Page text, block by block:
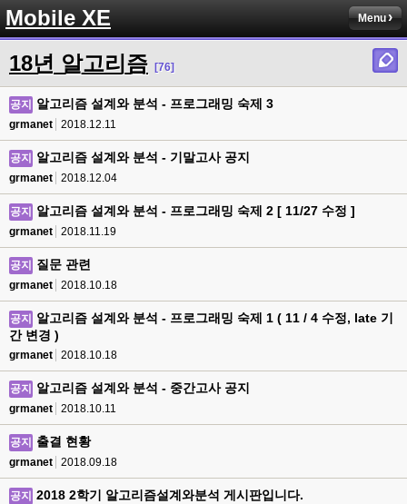
Mobile XE Menu
18년 알고리즘 [76]
공지 알고리즘 설계와 분석 - 프로그래밍 숙제 3
grmanet 2018.12.11
공지 알고리즘 설계와 분석 - 기말고사 공지
grmanet 2018.12.04
공지 알고리즘 설계와 분석 - 프로그래밍 숙제 2 [ 11/27 수정 ]
grmanet 2018.11.19
공지 질문 관련
grmanet 2018.10.18
공지
알고리즘 설계와 분석 - 프로그래밍 숙제 1 ( 11 / 4 수정, late 기
간 변경 )
grmanet 2018.10.18
공지 알고리즘 설계와 분석 - 중간고사 공지
grmanet 2018.10.11
공지 출결 현황
grmanet 2018.09.18
공지 2018 2학기 알고리즘설계와분석 게시판입니다.